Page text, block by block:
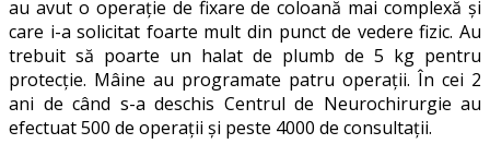
au avut o operație de fixare de coloană mai complexă și
care i-a solicitat foarte mult din punct de vedere fizic. Au
trebuit să poarte un halat de plumb de 5 kg pentru
protecție. Mâine au programate patru operații. În cei 2
ani de când s-a deschis Centrul de Neurochirurgie au
efectuat 500 de operații și peste 4000 de consultații.